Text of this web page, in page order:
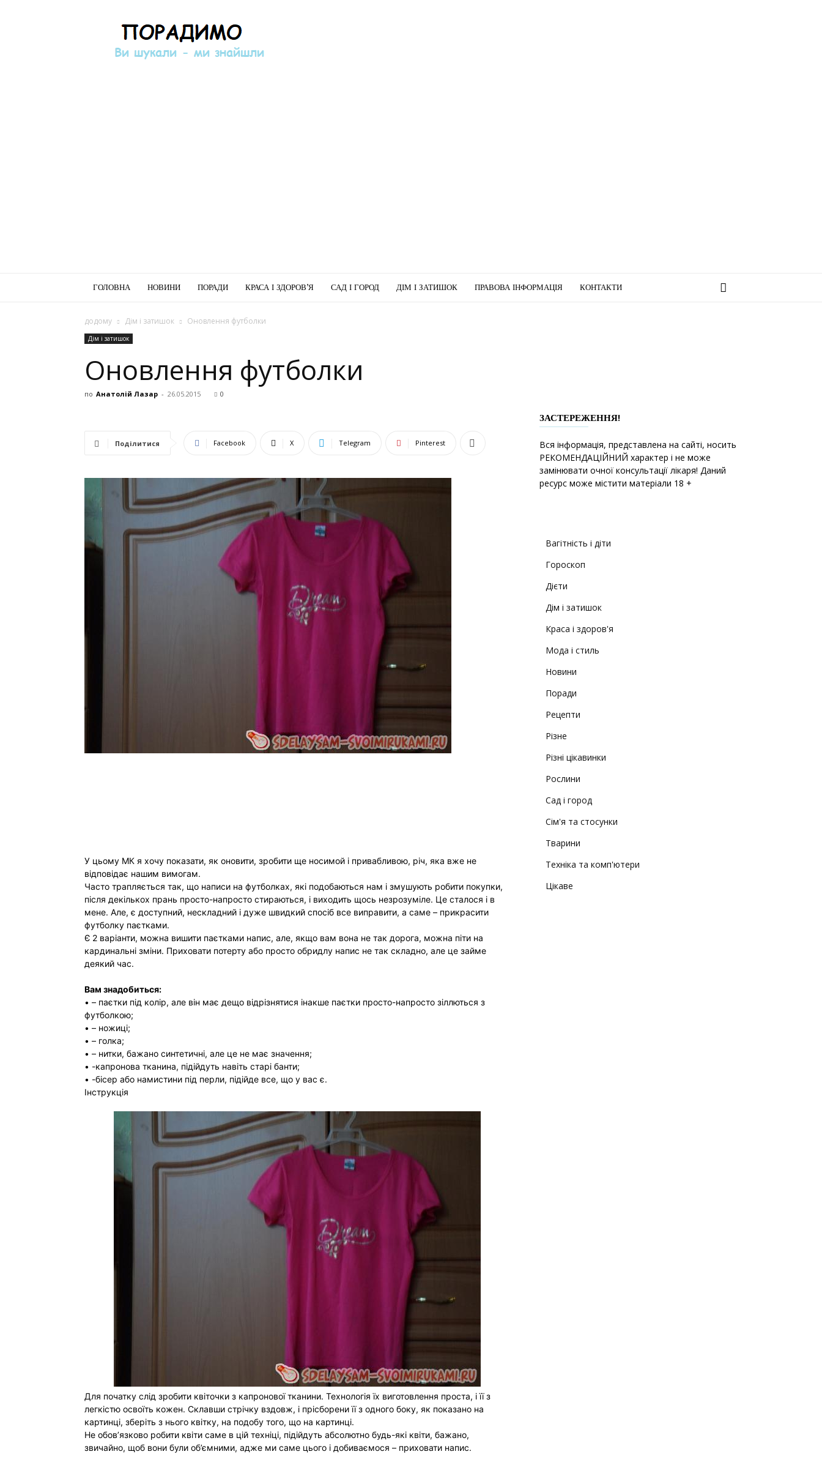
Порадимо
ГОЛОВНА НОВИНИ ПОРАДИ КРАСА І ЗДОРОВ’Я САД І ГОРОД ДІМ І ЗАТИШОК ПРАВОВА ІНФОРМАЦІЯ КОНТАКТИ
додому Дім і затишок Оновлення футболки
Дім і затишок
Оновлення футболки
по Анатолій Лазар - 26.05.2015 0
Поділитися Facebook X Telegram Pinterest
У цьому МК я хочу показати, як оновити, зробити ще носимой і привабливою, річ, яка вже не
відповідає нашим вимогам.
Часто трапляється так, що написи на футболках, які подобаються нам і змушують робити покупки,
після декількох прань просто-напросто стираються, і виходить щось незрозуміле. Це сталося і в
мене. Але, є доступний, нескладний і дуже швидкий спосіб все виправити, а саме – прикрасити
футболку паєтками.
Є 2 варіанти, можна вишити паєтками напис, але, якщо вам вона не так дорога, можна піти на
кардинальні зміни. Приховати потерту або просто обридлу напис не так складно, але це займе
деякий час.
Вам знадобиться:
• – паєтки під колір, але він має дещо відрізнятися інакше паєтки просто-напросто зіллються з
футболкою;
• – ножиці;
• – голка;
• – нитки, бажано синтетичні, але це не має значення;
• -капронова тканина, підійдуть навіть старі банти;
• -бісер або намистини під перли, підійде все, що у вас є.
Інструкція
Для початку слід зробити квіточки з капронової тканини. Технологія їх виготовлення проста, і її з
легкістю освоїть кожен. Склавши стрічку вздовж, і прісборени її з одного боку, як показано на
картинці, зберіть з нього квітку, на подобу того, що на картинці.
Не обов’язково робити квіти саме в цій техніці, підійдуть абсолютно будь-які квіти, бажано,
звичайно, щоб вони були об’ємними, адже ми саме цього і добиваємося – приховати напис.
ЗАСТЕРЕЖЕННЯ!
Вся інформація, представлена на сайті, носить
РЕКОМЕНДАЦІЙНИЙ характер і не може
замінювати очної консультації лікаря! Даний
ресурс може містити матеріали 18 +
Вагітність і діти
Гороскоп
Дієти
Дім і затишок
Краса і здоров'я
Мода і стиль
Новини
Поради
Рецепти
Різне
Різні цікавинки
Рослини
Сад і город
Сім'я та стосунки
Тварини
Техніка та комп'ютери
Цікаве